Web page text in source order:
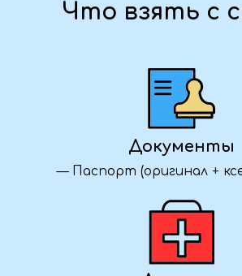
— Полная организация маршрута и круглосуточная
— Теплая атмосфера в группе и масса новых
Так же входит в стоимость:
— Волгоград: обзорная экскурсия по городу.
— Солдатское поле и Мамаев курган.
— Музей-панорама «Сталинградская битва», дом
— 2 завтрака, 2 обеда, 1 ужин